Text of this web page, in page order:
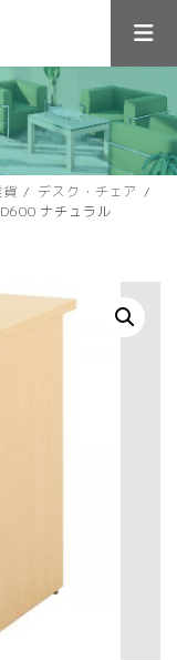
デスク・チェア
ナチュラル